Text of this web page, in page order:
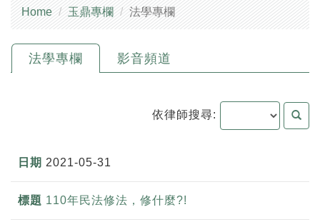
Home 玉鼎專欄 法學專欄
法學專欄 影音頻道
依律師搜尋:
2021-05-31
110年民法修法，修什麼?!